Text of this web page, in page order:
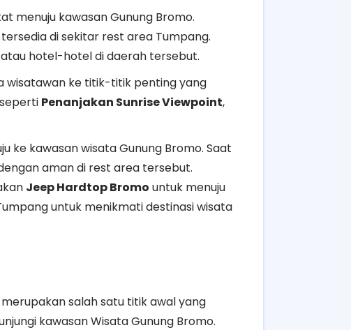
menuju kawasan Gunung Bromo.
di sekitar rest area Tumpang.
hotel-hotel di daerah tersebut.
wisatawan ke titik-titik penting yang
Penanjakan Sunrise Viewpoint,
ke kawasan wisata Gunung Bromo. Saat
aman di rest area tersebut.
Jeep Hardtop Bromo untuk menuju
untuk menikmati destinasi wisata
merupakan salah satu titik awal yang
kawasan Wisata Gunung Bromo.